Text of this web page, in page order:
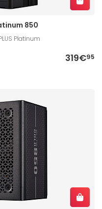
850
Platinum
319€95